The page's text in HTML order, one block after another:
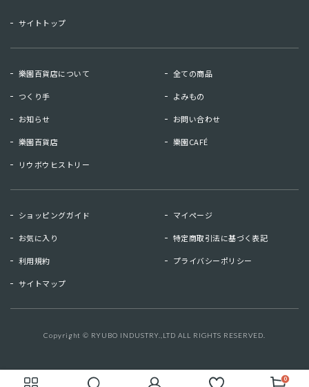
樂園CAFE
サイトトップ
樂園百貨店について 全ての商品
つくり手 よみもの
お知らせ お問い合わせ
樂園百貨店 樂園CAFÉ
リウボウヒストリー
ショッピングガイド マイページ
お気に入り 特定商取引法に基づく表記
利用規約 プライバシーポリシー
サイトマップ
Copyright © RYUBO INDUSTRY.,LTD ALL RIGHTS RESERVED.
0